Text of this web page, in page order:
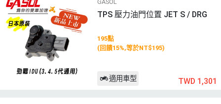
GASOL
TPS 壓力油門位置 JET S / DRG
195點
(回饋15%,等於NT$195)
適用車型 TWD 1,301